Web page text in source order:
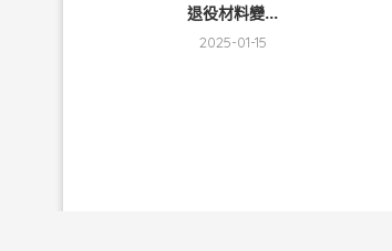
退役材料變...
2025-01-15